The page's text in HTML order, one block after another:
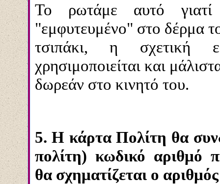
Το ρωτάμε αυτό
"εμφυτευμένο" στο δέρμα
τσιπάκι, η σχετική
χρησιμοποιείται και
δωρεάν στο κινητό του.
5. Η κάρτα Πολίτη θα
πολίτη) κωδικό αριθμό
θα σχηματίζεται ο